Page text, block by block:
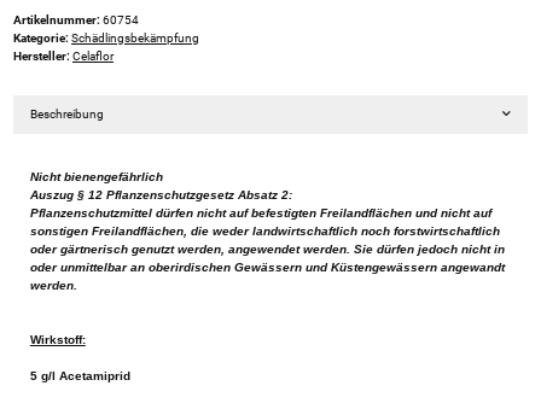
Artikelnummer: 60754
Kategorie: Schädlingsbekämpfung
Hersteller: Celaflor
Beschreibung
Nicht bienengefährlich
Auszug § 12 Pflanzenschutzgesetz Absatz 2:
Pflanzenschutzmittel dürfen nicht auf befestigten Freilandflächen und nicht auf
sonstigen Freilandflächen, die weder landwirtschaftlich noch forstwirtschaftlich
oder gärtnerisch genutzt werden, angewendet werden. Sie dürfen jedoch nicht in
oder unmittelbar an oberirdischen Gewässern und Küstengewässern angewandt
werden.
Wirkstoff:
5 g/l Acetamiprid